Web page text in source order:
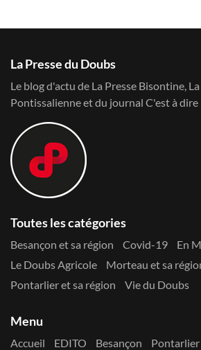
La Presse du Doubs
Le blog d'actu de La Presse Bisontine,
Pontissalienne et du journal C'est à dire
Toutes les catégories
Besançon et sa région Covid-19
En
Le Doubs Agricole
Morteau et sa
Pontarlier et sa région
Vie du Doubs
Menu
Accueil EDITO Besançon Pontarlier